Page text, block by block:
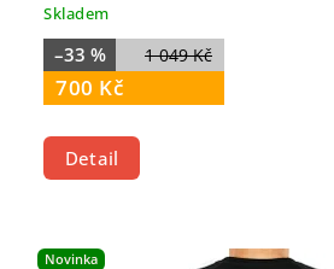
Skladem
1 049 Kč
–33 %
700 Kč
Detail
Novinka